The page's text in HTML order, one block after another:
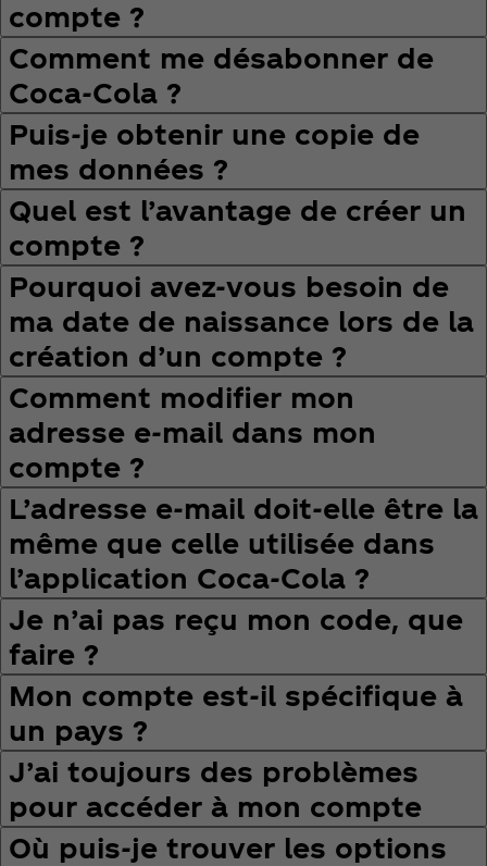
compte ?
Comment me désabonner de
Coca‑Cola ?
Puis‑je obtenir une copie de
mes données ?
Quel est l’avantage de créer un
compte ?
Pourquoi avez‑vous besoin de
ma date de naissance lors de la
création d’un compte ?
Comment modifier mon
adresse e‑mail dans mon
compte ?
L’adresse e‑mail doit‑elle être la
même que celle utilisée dans
l’application Coca‑Cola ?
Je n’ai pas reçu mon code, que
faire ?
Mon compte est‑il spécifique à
un pays ?
J’ai toujours des problèmes
pour accéder à mon compte
Où puis‑je trouver les options